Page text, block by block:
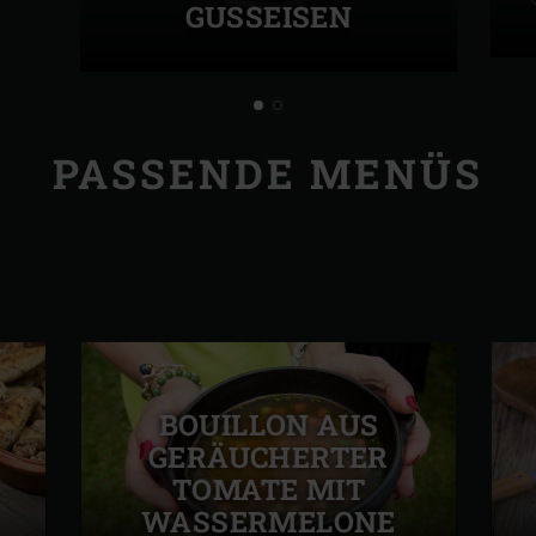
GUSSEISEN
PASSENDE MENÜS
BOUILLON AUS
GERÄUCHERTER
TOMATE MIT
WASSERMELONE